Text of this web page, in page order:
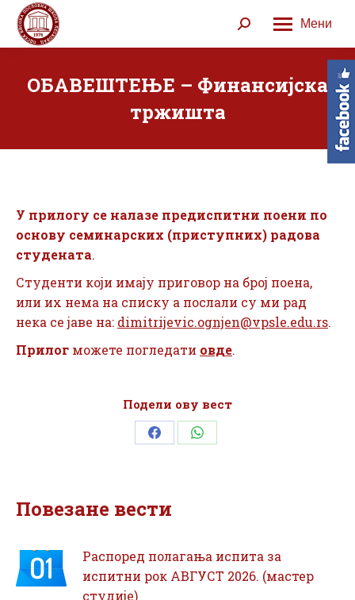
Мени
Search:
ОБАВЕШТЕЊЕ – Финансијска
тржишта
У прилогу се налазе предиспитни поени по
основу семинарских (приступних) радова
студената.
Студенти који имају приговор на број поена,
или их нема на списку а послали су ми рад
нека се јаве на: dimitrijevic.ognjen@vpsle.edu.rs.
Прилог можете погледати овде.
Подели ову вест
Share Share
Повезане вести
Распоред полагања испита за
испитни рок АВГУСТ 2026. (мастер
студије)